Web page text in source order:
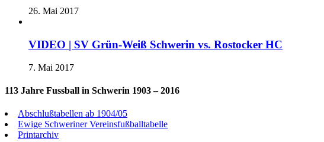
26. Mai 2017
VIDEO | SV Grün-Weiß Schwerin vs. Rostocker HC
7. Mai 2017
113 Jahre Fussball in Schwerin 1903 – 2016
Abschlußtabellen ab 1904/05
Ewige Schweriner Vereinsfußballtabelle
Printarchiv